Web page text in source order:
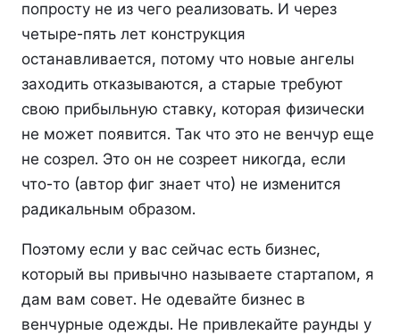
попросту не из чего реализовать. И через
четыре-пять лет конструкция
останавливается, потому что новые ангелы
заходить отказываются, а старые требуют
свою прибыльную ставку, которая физически
не может появится. Так что это не венчур еще
не созрел. Это он не созреет никогда, если
что-то (автор фиг знает что) не изменится
радикальным образом.
Поэтому если у вас сейчас есть бизнес,
который вы привычно называете стартапом, я
дам вам совет. Не одевайте бизнес в
венчурные одежды. Не привлекайте раунды у